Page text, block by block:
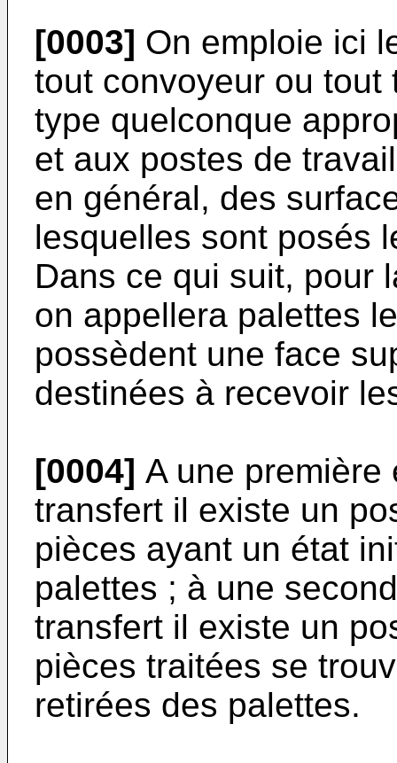
[0003] On emploie ici
tout convoyeur ou tout
type quelconque
et aux postes de
en général, des
lesquelles sont posés
Dans ce qui suit, pour
on appellera palettes
possèdent une face
destinées à recevoir
[0004] A une
transfert il existe un
pièces ayant un état
palettes ; à une
transfert il existe un
pièces traitées se
retirées des palettes.